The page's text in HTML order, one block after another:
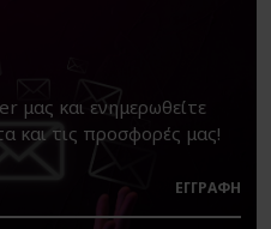
μας και ενημερωθείτε
και τις προσφορές μας!
ΕΓΓΡΑΦΉ